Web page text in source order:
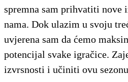
spremna sam prihvatiti nove
nama. Dok ulazim u svoju
uvjerena sam da ćemo
potencijal svake igračice.
izvrsnosti i učiniti ovu